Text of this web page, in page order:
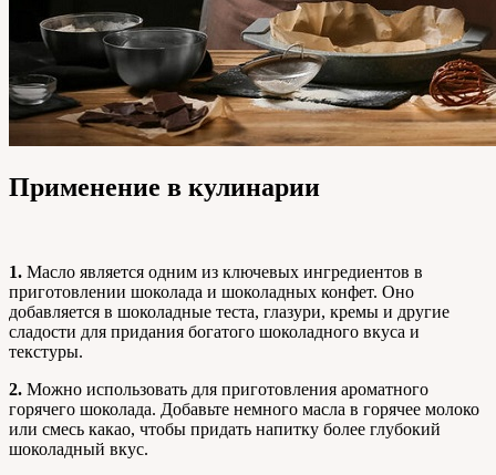
Применение в кулинарии
1. Масло является одним из ключевых ингредиентов в
приготовлении шоколада и шоколадных конфет. Оно
добавляется в шоколадные теста, глазури, кремы и другие
сладости для придания богатого шоколадного вкуса и
текстуры.
2. Можно использовать для приготовления ароматного
горячего шоколада. Добавьте немного масла в горячее молоко
или смесь какао, чтобы придать напитку более глубокий
шоколадный вкус.